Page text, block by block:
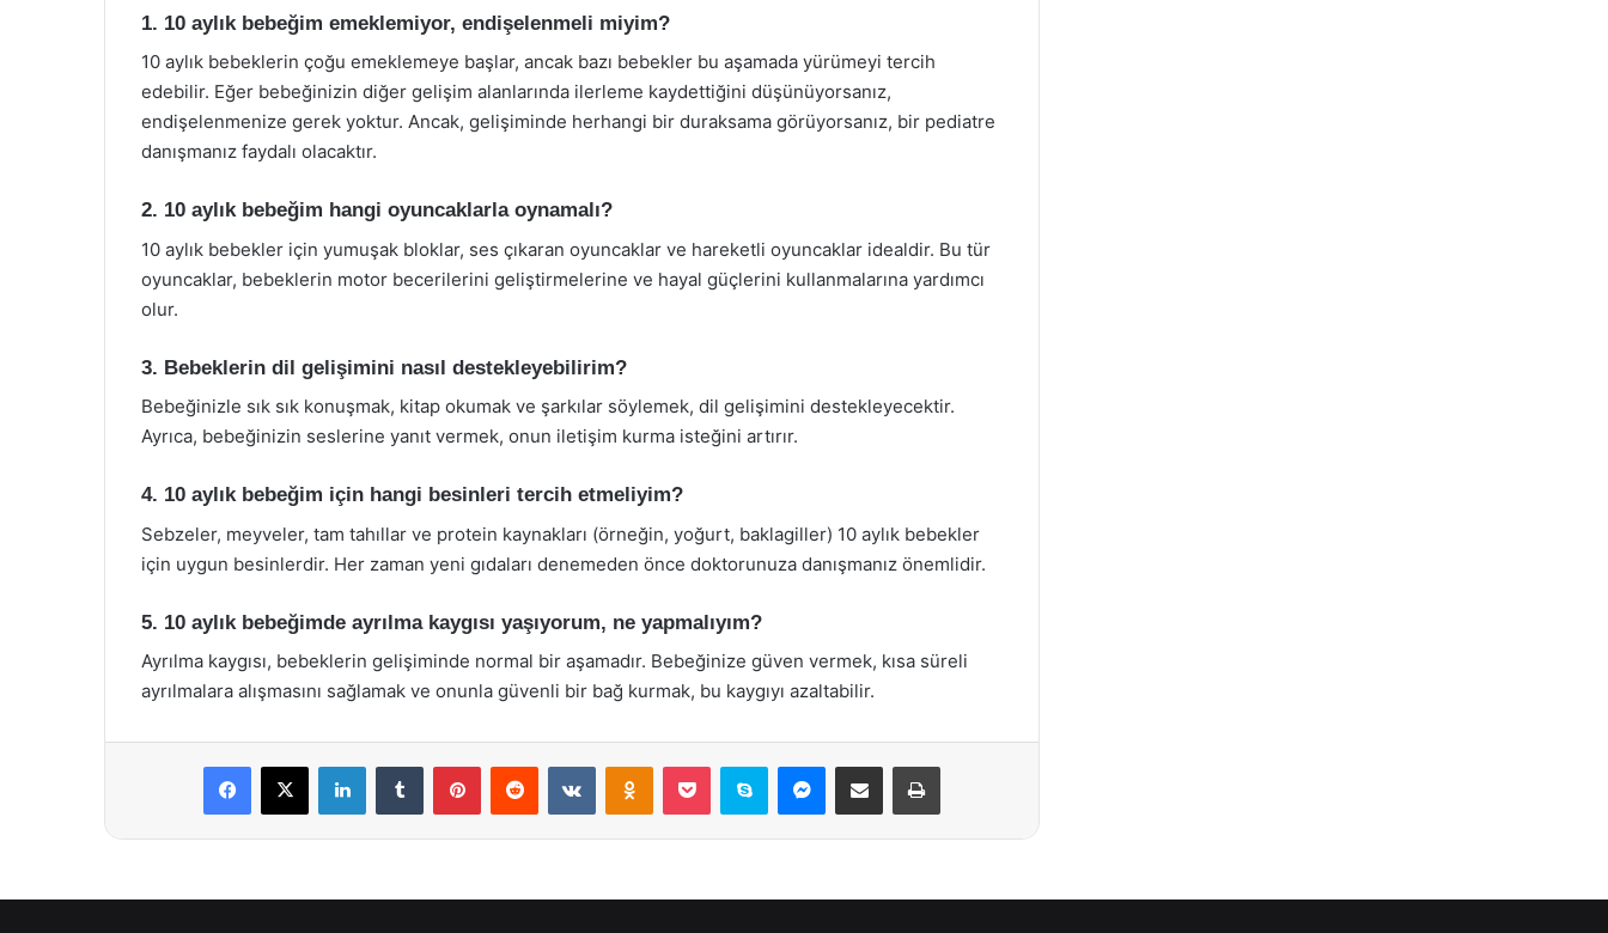
1. 10 aylık bebeğim emeklemiyor, endişelenmeli miyim?
10 aylık bebeklerin çoğu emeklemeye başlar, ancak bazı bebekler bu aşamada yürümeyi tercih
edebilir. Eğer bebeğinizin diğer gelişim alanlarında ilerleme kaydettiğini düşünüyorsanız,
endişelenmenize gerek yoktur. Ancak, gelişiminde herhangi bir duraksama görüyorsanız, bir pediatre
danışmanız faydalı olacaktır.
2. 10 aylık bebeğim hangi oyuncaklarla oynamalı?
10 aylık bebekler için yumuşak bloklar, ses çıkaran oyuncaklar ve hareketli oyuncaklar idealdir. Bu tür
oyuncaklar, bebeklerin motor becerilerini geliştirmelerine ve hayal güçlerini kullanmalarına yardımcı
olur.
3. Bebeklerin dil gelişimini nasıl destekleyebilirim?
Bebeğinizle sık sık konuşmak, kitap okumak ve şarkılar söylemek, dil gelişimini destekleyecektir.
Ayrıca, bebeğinizin seslerine yanıt vermek, onun iletişim kurma isteğini artırır.
4. 10 aylık bebeğim için hangi besinleri tercih etmeliyim?
Sebzeler, meyveler, tam tahıllar ve protein kaynakları (örneğin, yoğurt, baklagiller) 10 aylık bebekler
için uygun besinlerdir. Her zaman yeni gıdaları denemeden önce doktorunuza danışmanız önemlidir.
5. 10 aylık bebeğimde ayrılma kaygısı yaşıyorum, ne yapmalıyım?
Ayrılma kaygısı, bebeklerin gelişiminde normal bir aşamadır. Bebeğinize güven vermek, kısa süreli
ayrılmalara alışmasını sağlamak ve onunla güvenli bir bağ kurmak, bu kaygıyı azaltabilir.
Facebook
X LinkedInTumblr PinterestReddit VKontakteOdnoklassniki
Pocket Skype Messenger
E-Posta ile paylaş Yazdır